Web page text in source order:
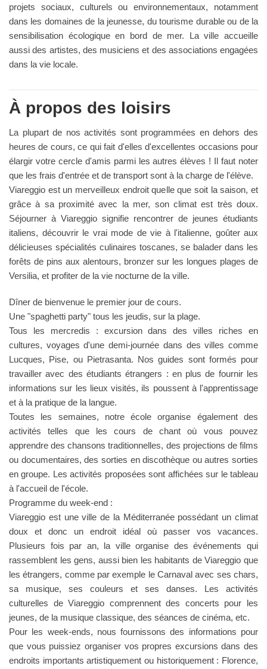
projets sociaux, culturels ou environnementaux, notamment
dans les domaines de la jeunesse, du tourisme durable ou de la
sensibilisation écologique en bord de mer. La ville accueille
aussi des artistes, des musiciens et des associations engagées
dans la vie locale.
À propos des loisirs
La plupart de nos activités sont programmées en dehors des
heures de cours, ce qui fait d'elles d'excellentes occasions pour
élargir votre cercle d'amis parmi les autres élèves ! Il faut noter
que les frais d'entrée et de transport sont à la charge de l'élève.
Viareggio est un merveilleux endroit quelle que soit la saison, et
grâce à sa proximité avec la mer, son climat est très doux.
Séjourner à Viareggio signifie rencontrer de jeunes étudiants
italiens, découvrir le vrai mode de vie à l'italienne, goûter aux
délicieuses spécialités culinaires toscanes, se balader dans les
forêts de pins aux alentours, bronzer sur les longues plages de
Versilia, et profiter de la vie nocturne de la ville.
Dîner de bienvenue le premier jour de cours.
Une "spaghetti party" tous les jeudis, sur la plage.
Tous les mercredis : excursion dans des villes riches en
cultures, voyages d'une demi-journée dans des villes comme
Lucques, Pise, ou Pietrasanta. Nos guides sont formés pour
travailler avec des étudiants étrangers : en plus de fournir les
informations sur les lieux visités, ils poussent à l'apprentissage
et à la pratique de la langue.
Toutes les semaines, notre école organise également des
activités telles que les cours de chant où vous pouvez
apprendre des chansons traditionnelles, des projections de films
ou documentaires, des sorties en discothèque ou autres sorties
en groupe. Les activités proposées sont affichées sur le tableau
à l'accueil de l'école.
Programme du week-end :
Viareggio est une ville de la Méditerranée possédant un climat
doux et donc un endroit idéal où passer vos vacances.
Plusieurs fois par an, la ville organise des événements qui
rassemblent les gens, aussi bien les habitants de Viareggio que
les étrangers, comme par exemple le Carnaval avec ses chars,
sa musique, ses couleurs et ses danses. Les activités
culturelles de Viareggio comprennent des concerts pour les
jeunes, de la musique classique, des séances de cinéma, etc.
Pour les week-ends, nous fournissons des informations pour
que vous puissiez organiser vos propres excursions dans des
endroits importants artistiquement ou historiquement : Florence,